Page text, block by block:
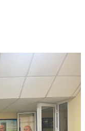
ФИЛИАЛА